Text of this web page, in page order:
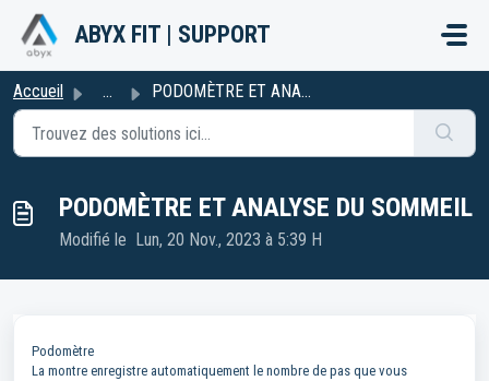
Passer au contenu principal
ABYX FIT | SUPPORT
Accueil ... PODOMÈTRE ET ANALYSE DU SOMMEIL
PODOMÈTRE ET ANALYSE DU SOMMEIL
Modifié le Lun, 20 Nov., 2023 à 5:39 H
Podomètre
La montre enregistre automatiquement le nombre de pas que vous